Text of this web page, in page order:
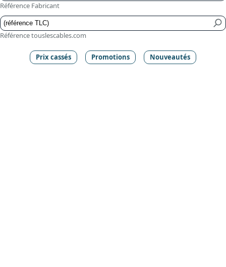
Référence Fabricant
Référence touslescables.com
Prix cassés Promotions Nouveautés